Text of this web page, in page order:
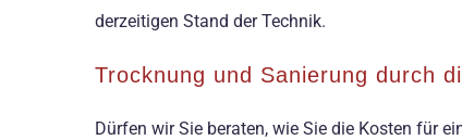
derzeitigen Stand der Technik.
Trocknung und Sanierung durch
Dürfen wir Sie beraten, wie Sie die Kosten für